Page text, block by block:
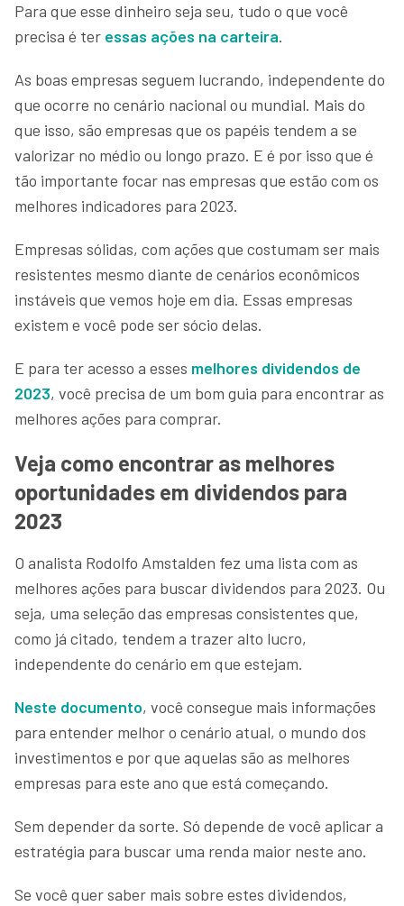
Para que esse dinheiro seja seu, tudo o que você
precisa é ter essas ações na carteira.
As boas empresas seguem lucrando, independente do
que ocorre no cenário nacional ou mundial. Mais do
que isso, são empresas que os papéis tendem a se
valorizar no médio ou longo prazo. E é por isso que é
tão importante focar nas empresas que estão com os
melhores indicadores para 2023.
Empresas sólidas, com ações que costumam ser mais
resistentes mesmo diante de cenários econômicos
instáveis que vemos hoje em dia. Essas empresas
existem e você pode ser sócio delas.
E para ter acesso a esses melhores dividendos de
2023, você precisa de um bom guia para encontrar as
melhores ações para comprar.
Veja como encontrar as melhores
oportunidades em dividendos para
2023
O analista Rodolfo Amstalden fez uma lista com as
melhores ações para buscar dividendos para 2023. Ou
seja, uma seleção das empresas consistentes que,
como já citado, tendem a trazer alto lucro,
independente do cenário em que estejam.
Neste documento, você consegue mais informações
para entender melhor o cenário atual, o mundo dos
investimentos e por que aquelas são as melhores
empresas para este ano que está começando.
Sem depender da sorte. Só depende de você aplicar a
estratégia para buscar uma renda maior neste ano.
Se você quer saber mais sobre estes dividendos,